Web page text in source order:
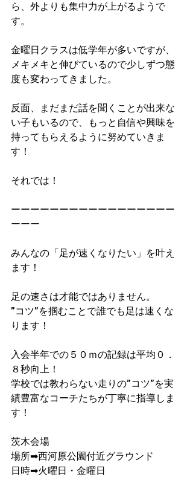
ら、外よりも集中力が上がるようで
す。
金曜日クラスは低学年が多いですが、
メキメキと伸びているので少しずつ態
度も変わってきました。
反面、まだまだ話を聞くことが出来な
い子もいるので、もっと自信や興味を
持ってもらえるように努めていきま
す！
それでは！
ーーーーーーーーーーーーーーーーー
ーーー
みんなの「足が速くなりたい」を叶え
ます！
足の速さは才能ではありません。
”コツ”を掴むことで誰でも足は速くな
ります！
入会半年での５０ｍの記録は平均０．
８秒向上！​
学校では教わらない走りの”コツ”を実
績豊富なコーチたちが丁寧に指導しま
す！
茨木会場
場所➡西河原公園付近グラウンド
日時➡火曜日・金曜日